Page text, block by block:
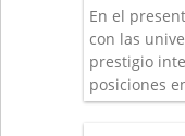
En el
con las
prestigio
posiciones